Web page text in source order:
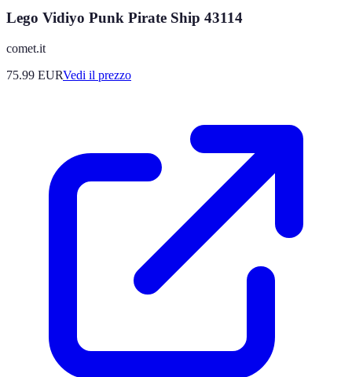
Lego Vidiyo Punk Pirate Ship 43114
comet.it
75.99 EURVedi il prezzo